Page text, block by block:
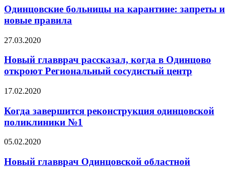
Одинцовские больницы на карантине: запреты и
новые правила
27.03.2020
Новый главврач рассказал, когда в Одинцово
откроют Региональный сосудистый центр
17.02.2020
Когда завершится реконструкция одинцовской
поликлиники №1
05.02.2020
Новый главврач Одинцовской областной